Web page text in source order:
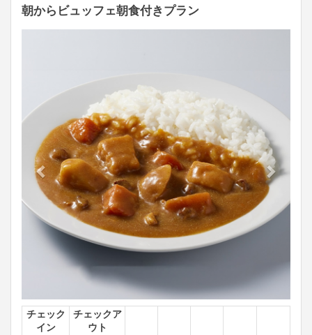
朝からビュッフェ朝食付きプラン
チェック
イン
チェックア
ウト